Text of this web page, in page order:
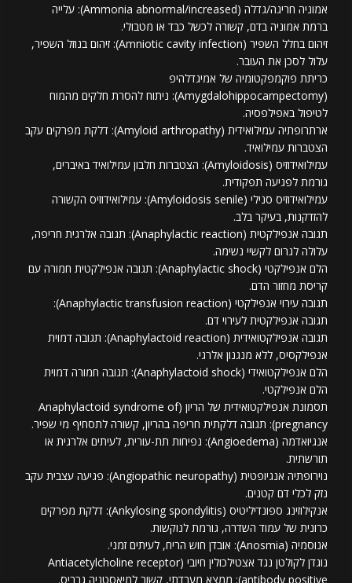
אמוניה חריגה/גדלה (Ammonia abnormal/increased): עלייה
ברמת אמוניה בדם, קשורה לכשל כבד או מטבולי.
זיהום בחלל השפיר (Amniotic cavity infection): זיהום בנוזל השפיר,
עלול לסכן את העובר.
כריתת פוקמפקטומיה של אמיגדלהיפ
(Amygdalohippocampectomy): ניתוח להסרת חלקים מהמוח
לטיפול באפילפסיה.
ארתרופתיה עמילואידית (Amyloid arthropathy): דלקת מפרקים עקב
הצטברות עמילואיד.
עמילואידוזיס (Amyloidosis): הצטברות חלבון עמילואיד באיברים,
גורמת לפגיעה תפקודית.
עמילואידוזיס סנילי (Amyloidosis senile): עמילואידוזיס הקשורה
להזדקנות, בעיקר בלב.
תגובה אנפילקטית (Anaphylactic reaction): תגובה אלרגית חריפה,
עלולה לגרום לקשיי נשימה.
הלם אנפילקטי (Anaphylactic shock): תגובה אנפילקטית חמורה עם
קריסת מחזור הדם.
תגובה עירוי אנפילקטי (Anaphylactic transfusion reaction):
תגובה אנפילקטית לעירוי דם.
תגובה אנפילקטואידית (Anaphylactoid reaction): תגובה דמוית
אנפילקסיס, ללא מנגנון אלרגי.
הלם אנפילקטואידי (Anaphylactoid shock): תגובה חמורה דמוית
הלם אנפילקטי.
תסמונת אנפילקטואידית של הריון (Anaphylactoid syndrome of
pregnancy): תגובה דלקתית חריפה בהריון, קשורה לתסחיף מי שפיר.
אנגיואדמה (Angioedema): נפיחות תת-עורית, לעיתים אלרגית או
תורשתית.
נוירופתיה אנגיופטית (Angiopathic neuropathy): פגיעה עצבית עקב
נזק לכלי דם קטנים.
אנקילוזינג ספונדיליטיס (Ankylosing spondylitis): דלקת מפרקים
כרונית של עמוד השדרה, גורמת לנוקשות.
אנוסמיה (Anosmia): אובדן חוש הריח, לעיתים זמני.
נוגדן לקולטן נגד אצטילכולין חיובי (Antiacetylcholine receptor
antibody positive): ממצא מעבדתי, קשור למיאסטניה גרביס.